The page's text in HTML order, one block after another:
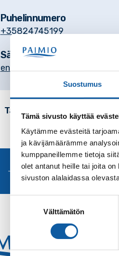
Suostumus
Tämä sivusto käyttää
Käytämme evästeitä
ja kävijämäärämme
kumppaneillemme tietoja
olet antanut heille tai joita
sivuston alalaidassa
Välttämätön
Puhelinnumero
+35824745199
Sähköposti
enni.arvo@paimio.fi
Takaisin